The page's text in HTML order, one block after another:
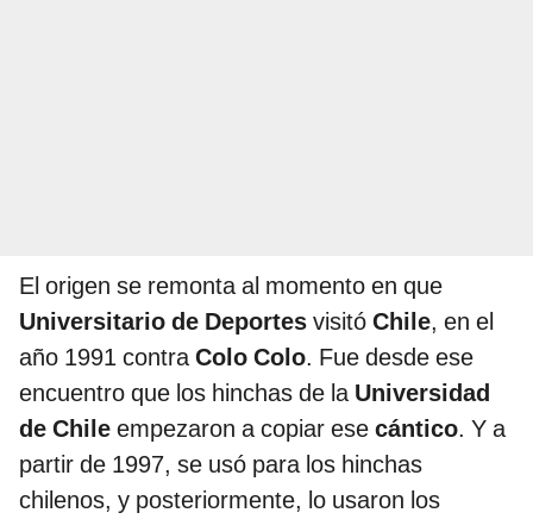
El origen se remonta al momento en que
Universitario de Deportes visitó Chile, en el
año 1991 contraColo Colo. Fue desde ese
encuentro que los hinchas de la Universidad
de Chile empezaron a copiar ese cántico. Y a
partir de 1997, se usó para los hinchas
chilenos, y posteriormente, lo usaron los